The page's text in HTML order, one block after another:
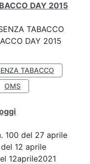
DAY 2015
TABACCO
DAY 2015
TABACCO
OMS
100 del 27 aprile
12 aprile
12aprile2021